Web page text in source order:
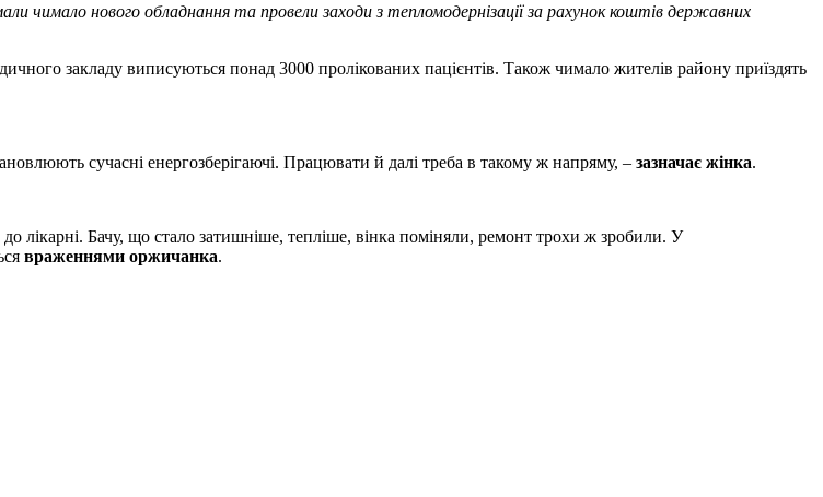
чимало нового обладнання та провели заходи з тепломодернізації за рахунок коштів державних
закладу виписуються понад 3000 пролікованих пацієнтів. Також чимало жителів району приїздять
сучасні енергозберігаючі. Працювати й далі треба в такому ж напряму, – зазначає жінка.
Бачу, що стало затишніше, тепліше, вінка поміняли, ремонт трохи ж зробили. У
враженнями оржичанка.